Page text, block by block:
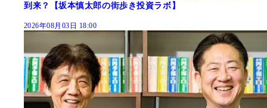
到来？【坂本慎太郎の街歩き投資ラボ】
2026年08月03日 18:00